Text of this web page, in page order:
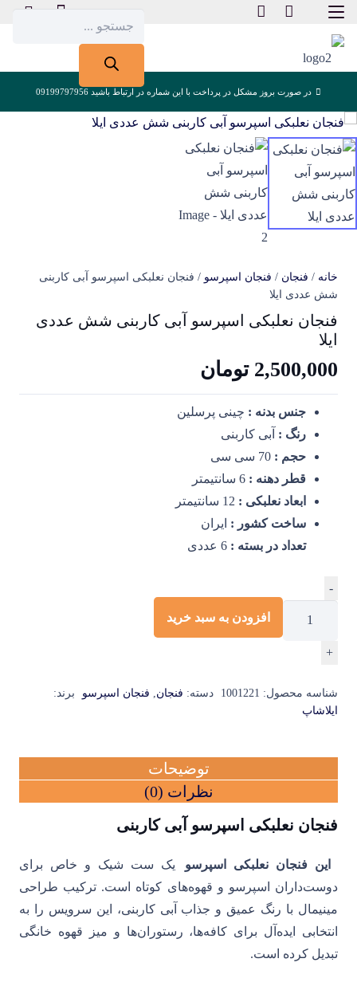
search
در صورت بروز مشکل در پرداخت با این شماره در ارتباط باشید 09199797956
خانه / فنجان / فنجان اسپرسو / فنجان نعلبکی اسپرسو آبی کاربنی
شش عددی ایلا
فنجان نعلبکی اسپرسو آبی کاربنی شش عددی
ایلا
2,500,000 تومان
جنس بدنه : چینی پرسلین
رنگ : آبی کاربنی
حجم :
قطر دهنه :
ابعاد نعلبکی :
ساخت کشور : ایران
تعداد در بسته :
فنجان
آبی
شش
عددی
-
+
افزودن به سبد خرید
شناسه محصول: 1001221 دسته: فنجان فنجان اسپرسو
برند:
ایلاشاپ
توضیحات
نظرات (0)
فنجان نعلبکی اسپرسو آبی کاربنی
این فنجان نعلبکی اسپرسو
یک ست شیک و خاص برای
دوست‌داران اسپرسو و قهوه‌های کوتاه است. ترکیب طراحی
مینیمال با رنگ عمیق و جذاب آبی کاربنی، این سرویس را به
انتخابی ایده‌آل برای کافه‌ها، رستوران‌ها و میز قهوه خانگی
تبدیل کرده است.